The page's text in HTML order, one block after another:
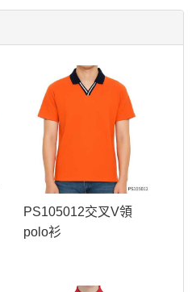
PS105012交叉V領
polo衫